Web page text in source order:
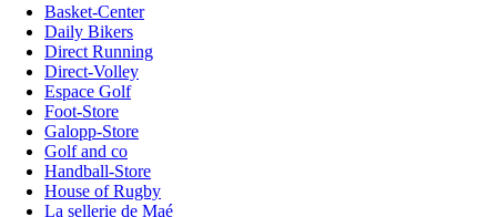
Basket-Center
Daily Bikers
Direct Running
Direct-Volley
Espace Golf
Foot-Store
Galopp-Store
Golf and co
Handball-Store
House of Rugby
La sellerie de Maé